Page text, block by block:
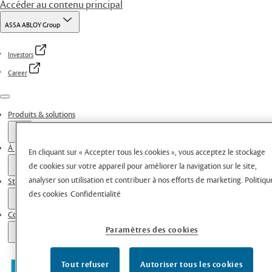
Accéder au contenu principal
ASSA ABLOY Group
Investors
Career
Menu
Produits & solutions
À propos de nous
Stories
Contacts
En cliquant sur « Accepter tous les cookies », vous acceptez le stockage
de cookies sur votre appareil pour améliorer la navigation sur le site,
analyser son utilisation et contribuer à nos efforts de marketing.
des cookies Confidentialité
Paramètres des cookies
Tout refuser Autoriser tous les cookies